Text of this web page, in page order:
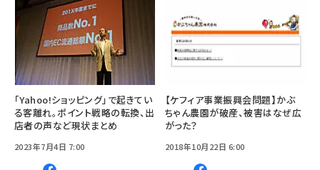
「Yahoo!ショッピング」で起きてい
る客離れ。ポイント戦略の転換、出
店者の声など現状まとめ
2023年7月4日 7:00
【ケフィア事業振興会問題】かぶ
ちゃん農園が破産、被害はなぜ広
がった？
2018年10月22日 6:00